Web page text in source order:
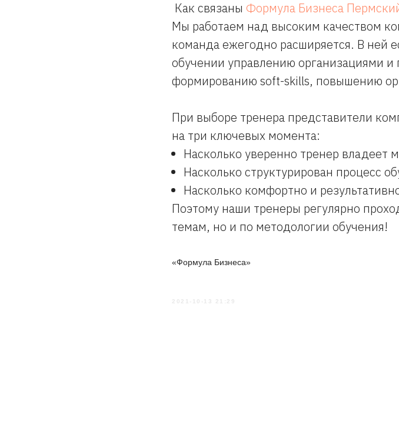
Как связаны Формула Бизнеса
Мы работаем над высоким качеством
команда ежегодно расширяется. В ней
обучении управлению организациями и
формированию soft-skills, повышению
При выборе тренера представители
на три ключевых момента:
Насколько уверенно тренер владеет
Насколько структурирован процесс
Насколько комфортно и
Поэтому наши тренеры регулярно
темам, но и по методологии обучения!
«Формула Бизнеса»